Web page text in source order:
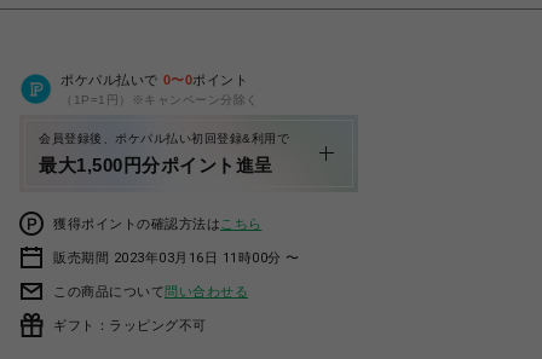
ポケパル払いで 0〜0ポイント
（1P=1円）※キャンペーン分除く
会員登録後、ポケパル払い初回登録&利用で
最大1,500円分ポイント進呈
獲得ポイントの確認方法は こちら
販売期間 2023年03月16日 11時00分 〜
この商品について問い合わせる
ギフト：ラッピング不可